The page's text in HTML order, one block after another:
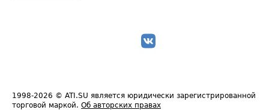
1998-2026 © ATI.SU является юридически зарегистрированной
торговой маркой. Об авторских правах